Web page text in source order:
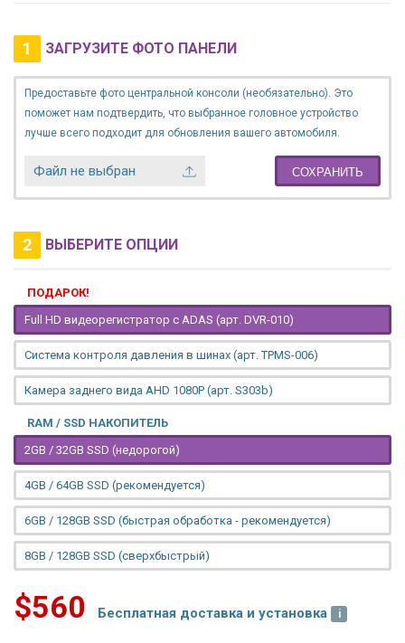
1 ЗАГРУЗИТЕ ФОТО ПАНЕЛИ
Предоставьте фото центральной консоли (необязательно). Это
поможет нам подтвердить, что выбранное головное устройство
лучше всего подходит для обновления вашего автомобиля.
Файл не выбран СОХРАНИТЬ
2 ВЫБЕРИТЕ ОПЦИИ
ПОДАРОК!
Full HD видеорегистратор с ADAS (арт. DVR-010)
Система контроля давления в шинах (арт. TPMS-006)
Камера заднего вида AHD 1080P (арт. S303b)
RAM / SSD НАКОПИТЕЛЬ
2GB / 32GB SSD (недорогой)
4GB / 64GB SSD (рекомендуется)
6GB / 128GB SSD (быстрая обработка - рекомендуется)
8GB / 128GB SSD (сверхбыстрый)
$560 Бесплатная доставка и установка